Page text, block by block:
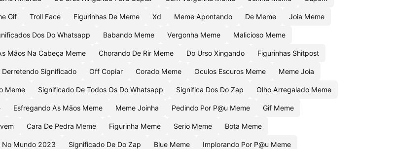
Gif Troll Face Figurinhas De Meme Xd Meme Apontando De Meme Joia Meme
Dos Do Whatsapp Babando Meme Vergonha Meme Malicioso Meme
Mãos Na Cabeça Meme Chorando De Rir Meme Do Urso Xingando Figurinhas Shitpost
Derretendo Significado Off Copiar Corado Meme Oculos Escuros Meme Meme Joia
Meme Significado De Todos Os Do Whatsapp Significa Dos Do Zap Olho Arregalado Meme
Esfregando As Mãos Meme Meme Joinha Pedindo Por P@u Meme Gif Meme
Cara De Pedra Meme Figurinha Meme Serio Meme Bota Meme
No Mundo 2023 Significado De Do Zap Blue Meme Implorando Por P@u Meme